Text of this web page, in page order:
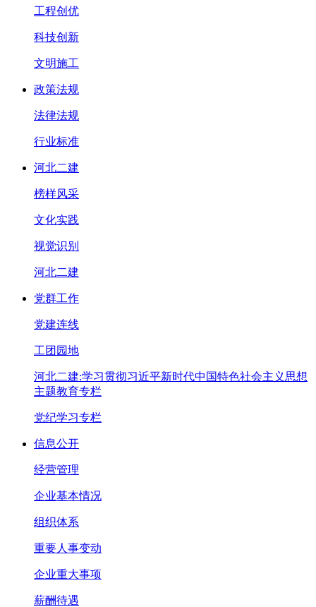
工程创优
科技创新
文明施工
政策法规
法律法规
行业标准
河北二建
榜样风采
文化实践
视觉识别
河北二建
党群工作
党建连线
工团园地
河北二建:学习贯彻习近平新时代中国特色社会主义思想
主题教育专栏
党纪学习专栏
信息公开
经营管理
企业基本情况
组织体系
重要人事变动
企业重大事项
薪酬待遇